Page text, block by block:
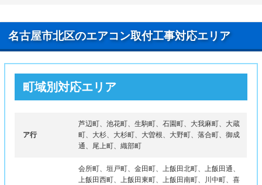
名古屋市北区のエアコン取付工事対応エリア
町域別対応エリア
ア行
芦辺町、池花町、生駒町、石園町、大我麻町、大蔵
町、大杉、大杉町、大曽根、大野町、落合町、御成
通、尾上町、織部町
会所町、垣戸町、金田町、上飯田北町、上飯田通、
上飯田西町、上飯田東町、上飯田南町、川中町、喜